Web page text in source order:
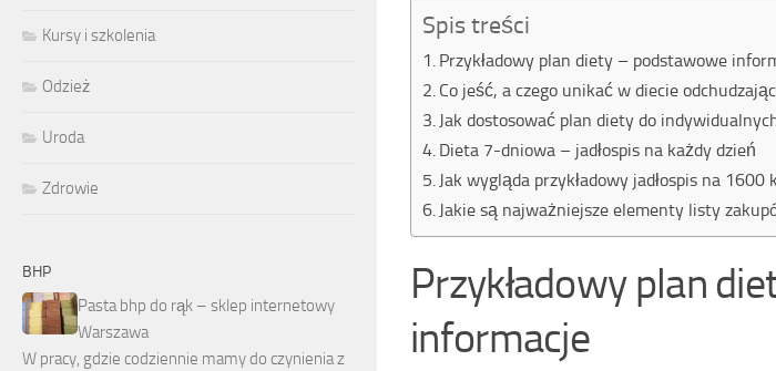
Spis treści
Przykładowy plan diety – podstawowe
Co jeść, a czego unikać w diecie
Jak dostosować plan diety do
Dieta 7-dniowa – jadłospis na każdy dzień
Jak wygląda przykładowy jadłospis na 1600
Jakie są najważniejsze elementy listy
Przykładowy plan
informacje
Kursy i szkolenia
Odzież
Uroda
Zdrowie
BHP
Pasta bhp do rąk – sklep internetowy
Warszawa
W pracy, gdzie codziennie mamy do czynienia z